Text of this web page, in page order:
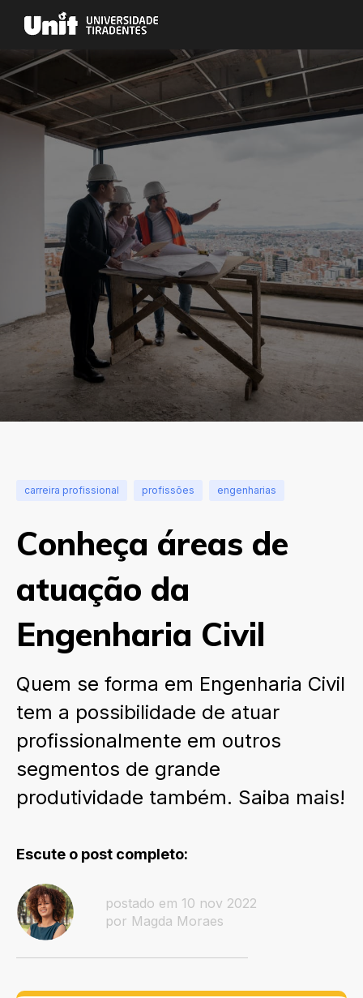
carreira profissional profissões engenharias
Conheça áreas de
atuação da
Engenharia Civil
Quem se forma em Engenharia Civil
tem a possibilidade de atuar
profissionalmente em outros
segmentos de grande
produtividade também. Saiba mais!
Escute o post completo:
postado em 10 nov 2022
por Magda Moraes